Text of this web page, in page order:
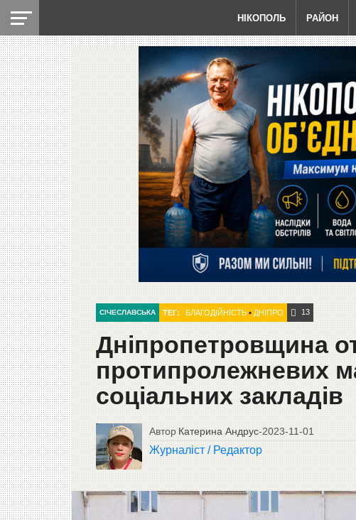
НІКОПОЛЬ РАЙОН
СІЧЕСЛАВСЬКА ТЕГ: БЛАГОДІЙНІСТЬ• ДНІПРО 13
Дніпропетровщина
протипролежневих
соціальних закладів
Автор Катерина Андрус-2023-11-01
Журналіст / Редактор